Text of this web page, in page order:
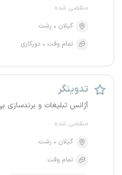
منقضی شده
گیلان
رشت
تمام وقت
دورکاری
تدوینگر
آژانس تبلیغات و برندسازی
منقضی شده
گیلان
رشت
تمام وقت